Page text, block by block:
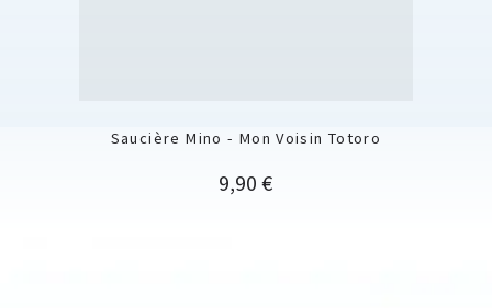
Saucière Mino - Mon Voisin Totoro
Prix
9,90 €